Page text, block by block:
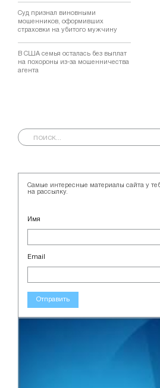
Суд признал виновными
мошенников, оформивших
страховки на убитого мужчину
В США семья осталась без выплат
на похороны из-за мошенничества
агента
Самые интересные материалы сайта у
на рассылку.
Имя
Email
Отправить